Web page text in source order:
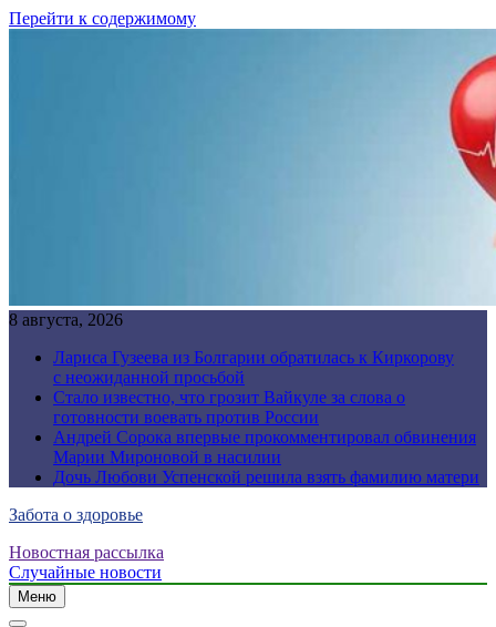
Перейти к содержимому
8 августа, 2026
Лариса Гузеева из Болгарии обратилась к Киркорову
с неожиданной просьбой
Стало известно, что грозит Вайкуле за слова о
готовности воевать против России
Андрей Сорока впервые прокомментировал обвинения
Марии Мироновой в насилии
Дочь Любови Успенской решила взять фамилию матери
Забота о здоровье
Новостная рассылка
Случайные новости
Меню